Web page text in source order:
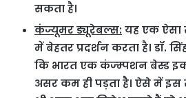
सकता है।
कंज्यूमर ड्यूरेबल्स: यह एक ऐसा
में बेहतर प्रदर्शन करता है। डॉ.
कि भारत एक कंज्म्पशन बेस्ड
असर कम ही पड़ता है। ऐसे में